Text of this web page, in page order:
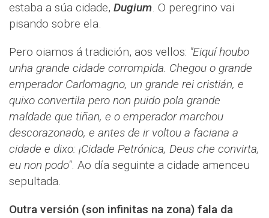
estaba a súa cidade, Dugium. O peregrino vai
pisando sobre ela.
Pero oiamos á tradición, aos vellos: "Eiquí houbo
unha grande cidade corrompida. Chegou o grande
emperador Carlomagno, un grande rei cristián, e
quixo convertila pero non puido pola grande
maldade que tiñan, e o emperador marchou
descorazonado, e antes de ir voltou a faciana a
cidade e dixo: ¡Cidade Petrónica, Deus che convirta,
eu non podo". Ao día seguinte a cidade amenceu
sepultada.
Outra versión (son infinitas na zona) fala da